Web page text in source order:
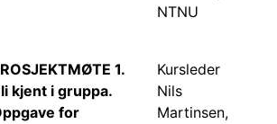
NTNU
1.
kjent i gruppa.
for
Kursleder
Nils
Martinsen,